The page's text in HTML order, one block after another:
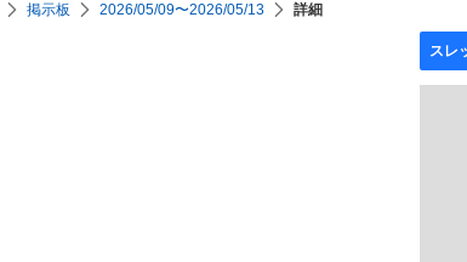
掲示板 2026/05/09〜2026/05/13 詳細